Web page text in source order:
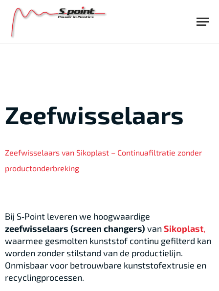
Zeefwisselaars
Zeefwisselaars van Sikoplast – Continuafiltratie zonder
productonderbreking
Bij S‑Point leveren we hoogwaardige
zeefwisselaars (screen changers) vanSikoplast,
waarmee gesmolten kunststof continu gefilterd kan
worden zonder stilstand van de productielijn.
Onmisbaar voor betrouwbare kunststofextrusie en
recyclingprocessen.